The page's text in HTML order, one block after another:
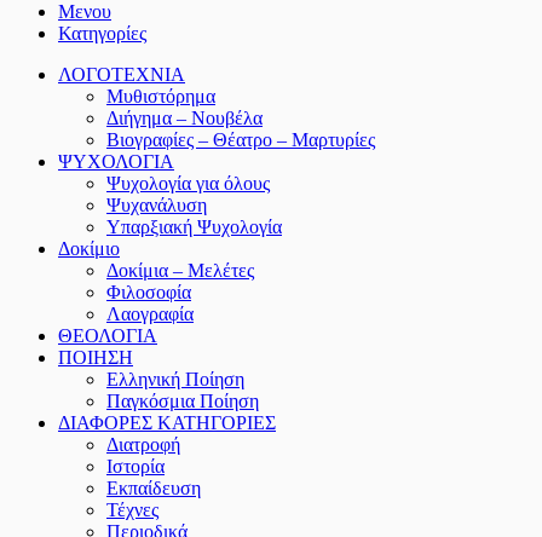
Μενου
Κατηγορίες
ΛΟΓΟΤΕΧΝΙΑ
Μυθιστόρημα
Διήγημα – Νουβέλα
Βιογραφίες – Θέατρο – Μαρτυρίες
ΨΥΧΟΛΟΓΙΑ
Ψυχολογία για όλους
Ψυχανάλυση
Υπαρξιακή Ψυχολογία
Δοκίμιο
Δοκίμια – Μελέτες
Φιλοσοφία
Λαογραφία
ΘΕΟΛΟΓΙΑ
ΠΟΙΗΣΗ
Ελληνική Ποίηση
Παγκόσμια Ποίηση
ΔΙΑΦΟΡΕΣ ΚΑΤΗΓΟΡΙΕΣ
Διατροφή
Ιστορία
Εκπαίδευση
Τέχνες
Περιοδικά